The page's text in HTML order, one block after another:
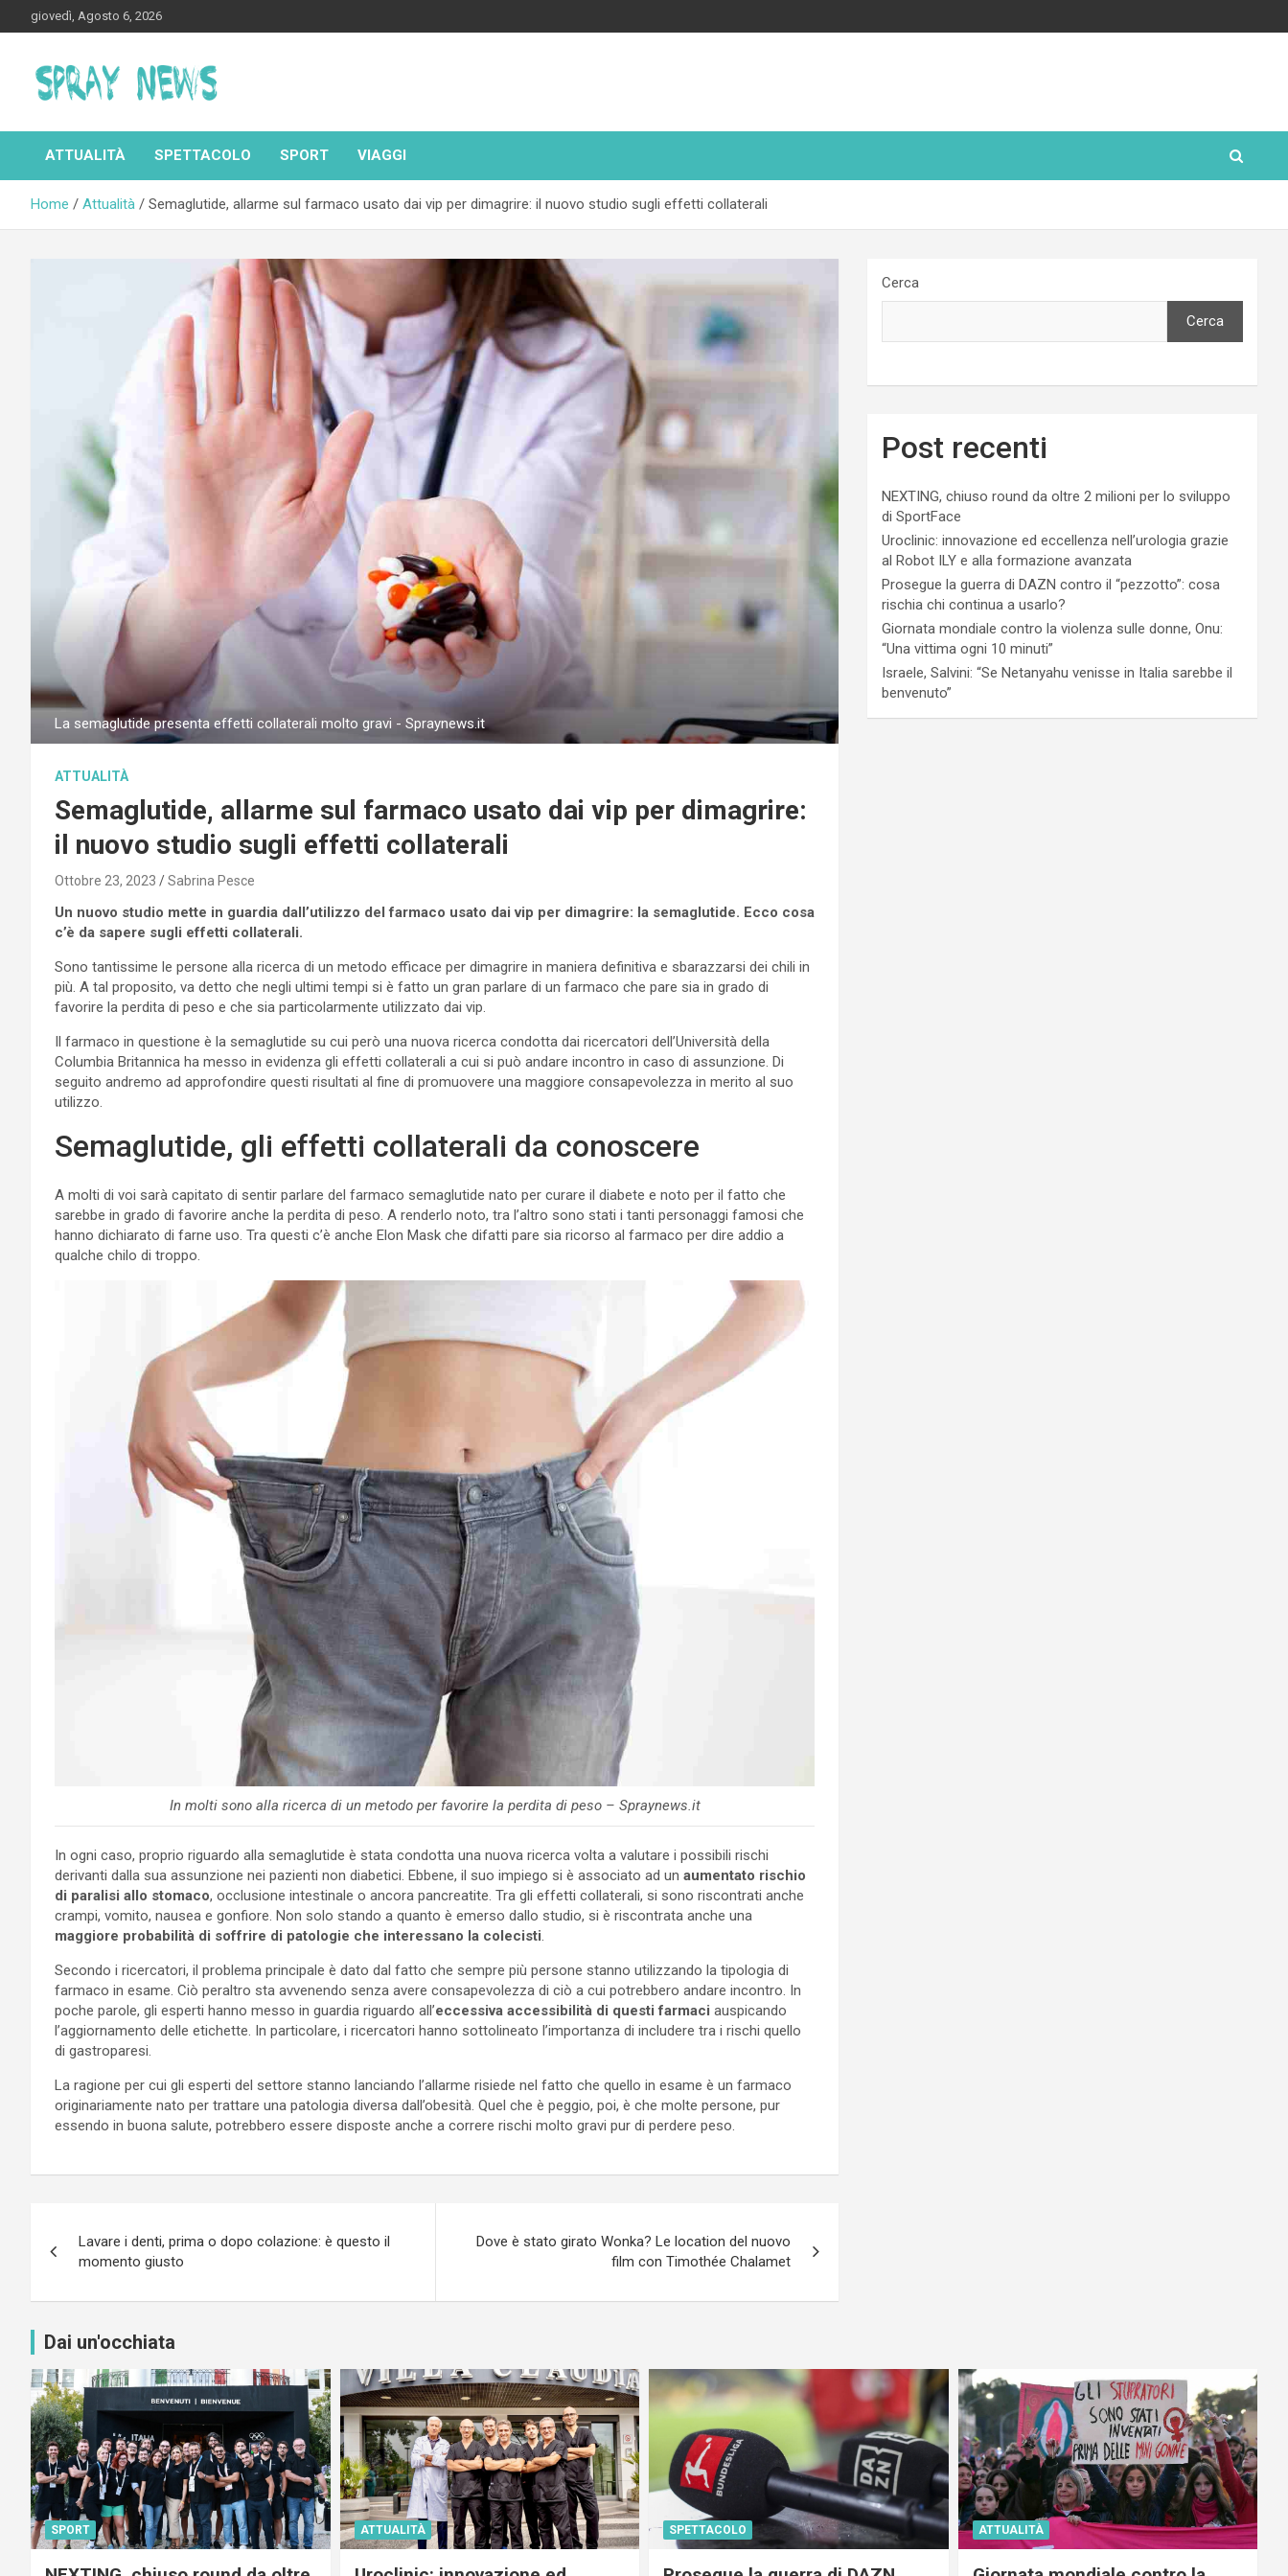
to
giovedì, Agosto 6, 2026
Spraynews.it
ATTUALITÀ SPETTACOLO SPORT VIAGGI
Home Attualità Semaglutide, allarme sul farmaco usato dai vip per dimagrire: il nuovo studio sugli effetti collaterali
La semaglutide presenta effetti collaterali molto gravi - Spraynews.it
ATTUALITÀ
Semaglutide, allarme sul farmaco usato dai vip per dimagrire:
il nuovo studio sugli effetti collaterali
Ottobre 23, 2023 Sabrina Pesce
Un nuovo studio mette in guardia dall’utilizzo del farmaco usato dai vip per dimagrire: la semaglutide. Ecco cosa
c’è da sapere sugli effetti collaterali.
Sono tantissime le persone alla ricerca di un metodo efficace per dimagrire in maniera definitiva e sbarazzarsi dei chili in
più. A tal proposito, va detto che negli ultimi tempi si è fatto un gran parlare di un farmaco che pare sia in grado di
favorire la perdita di peso e che sia particolarmente utilizzato dai vip.
Il farmaco in questione è la semaglutide su cui però una nuova ricerca condotta dai ricercatori dell’Università della
Columbia Britannica ha messo in evidenza gli effetti collaterali a cui si può andare incontro in caso di assunzione. Di
seguito andremo ad approfondire questi risultati al fine di promuovere una maggiore consapevolezza in merito al suo
utilizzo.
Semaglutide, gli effetti collaterali da conoscere
A molti di voi sarà capitato di sentir parlare del farmaco semaglutide nato per curare il diabete e noto per il fatto che
sarebbe in grado di favorire anche la perdita di peso. A renderlo noto, tra l’altro sono stati i tanti personaggi famosi che
hanno dichiarato di farne uso. Tra questi c’è anche Elon Mask che difatti pare sia ricorso al farmaco per dire addio a
qualche chilo di troppo.
In molti sono alla ricerca di un metodo per favorire la perdita di peso – Spraynews.it
In ogni caso, proprio riguardo alla semaglutide è stata condotta una nuova ricerca volta a valutare i possibili rischi
derivanti dalla sua assunzione nei pazienti non diabetici. Ebbene, il suo impiego si è associato ad un aumentato rischio
di paralisi allo stomaco, occlusione intestinale o ancora pancreatite. Tra gli effetti collaterali, si sono riscontrati anche
crampi, vomito, nausea e gonfiore. Non solo stando a quanto è emerso dallo studio, si è riscontrata anche una
maggiore probabilità di soffrire di patologie che interessano la colecisti.
Secondo i ricercatori, il problema principale è dato dal fatto che sempre più persone stanno utilizzando la tipologia di
farmaco in esame. Ciò peraltro sta avvenendo senza avere consapevolezza di ciò a cui potrebbero andare incontro. In
poche parole, gli esperti hanno messo in guardia riguardo all’eccessiva accessibilità di questi farmaci auspicando
l’aggiornamento delle etichette. In particolare, i ricercatori hanno sottolineato l’importanza di includere tra i rischi quello
di gastroparesi.
La ragione per cui gli esperti del settore stanno lanciando l’allarme risiede nel fatto che quello in esame è un farmaco
originariamente nato per trattare una patologia diversa dall’obesità. Quel che è peggio, poi, è che molte persone, pur
essendo in buona salute, potrebbero essere disposte anche a correre rischi molto gravi pur di perdere peso.
articoli
Lavare i denti, prima o dopo colazione: è questo il
momento giusto
Dove è stato girato Wonka? Le location del nuovo
film con Timothée Chalamet
Cerca
Cerca
Post recenti
NEXTING, chiuso round da oltre 2 milioni per lo sviluppo
di SportFace
Uroclinic: innovazione ed eccellenza nell’urologia grazie
al Robot ILY e alla formazione avanzata
Prosegue la guerra di DAZN contro il “pezzotto”: cosa
rischia chi continua a usarlo?
Giornata mondiale contro la violenza sulle donne, Onu:
“Una vittima ogni 10 minuti”
Israele, Salvini: “Se Netanyahu venisse in Italia sarebbe il
benvenuto”
Dai un'occhiata
SPORT ATTUALITÀ SPETTACOLO ATTUALITÀ